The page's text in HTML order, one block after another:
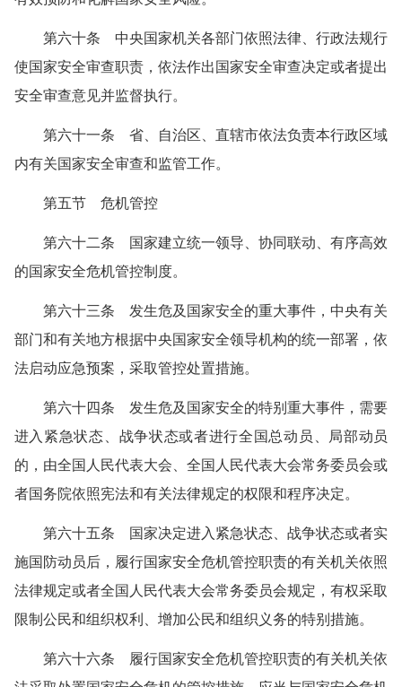
第六十条 中央国家机关各部门依照法律、行政法规行
使国家安全审查职责，依法作出国家安全审查决定或者提出
安全审查意见并监督执行。
第六十一条 省、自治区、直辖市依法负责本行政区域
内有关国家安全审查和监管工作。
第五节 危机管控
第六十二条 国家建立统一领导、协同联动、有序高效
的国家安全危机管控制度。
第六十三条 发生危及国家安全的重大事件，中央有关
部门和有关地方根据中央国家安全领导机构的统一部署，依
法启动应急预案，采取管控处置措施。
第六十四条 发生危及国家安全的特别重大事件，需要
进入紧急状态、战争状态或者进行全国总动员、局部动员
的，由全国人民代表大会、全国人民代表大会常务委员会或
者国务院依照宪法和有关法律规定的权限和程序决定。
第六十五条 国家决定进入紧急状态、战争状态或者实
施国防动员后，履行国家安全危机管控职责的有关机关依照
法律规定或者全国人民代表大会常务委员会规定，有权采取
限制公民和组织权利、增加公民和组织义务的特别措施。
第六十六条 履行国家安全危机管控职责的有关机关依